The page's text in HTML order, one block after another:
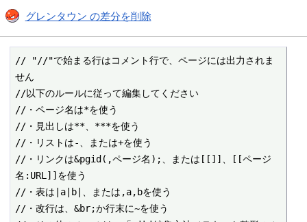
グレンタウン の差分を削除
// "//"で始まる行はコメント行で、ページには出力されま
せん
//以下のルールに従って編集してください
//・ページ名は*を使う
//・見出しは**、***を使う
//・リストは-、または+を使う
//・リンクは&pgid(,ページ名);、または[[]]、[[ページ
名:URL]]を使う
//・表は|a|b|、または,a,bを使う
//・改行は、&br;か行末に~を使う